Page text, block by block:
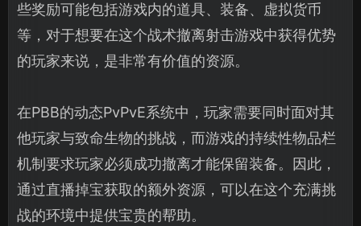
些奖励可能包括游戏内的道具、装备、虚拟货币
等，对于想要在这个战术撤离射击游戏中获得优势
的玩家来说，是非常有价值的资源。
在PBB的动态PvPvE系统中，玩家需要同时面对其
他玩家与致命生物的挑战，而游戏的持续性物品栏
机制要求玩家必须成功撤离才能保留装备。因此，
通过直播掉宝获取的额外资源，可以在这个充满挑
战的环境中提供宝贵的帮助。